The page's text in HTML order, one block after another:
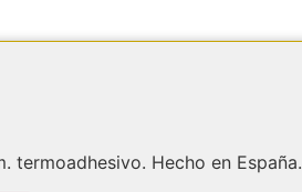
termoadhesivo. Hecho en España.